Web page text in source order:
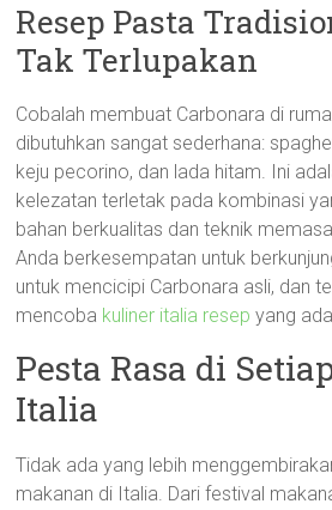
Resep Pasta
Tak Terlupakan
Cobalah membuat Carbonara di
dibutuhkan sangat sederhana:
keju pecorino, dan lada hitam. Ini
kelezatan terletak pada kombinasi
bahan berkualitas dan teknik
Anda berkesempatan untuk
untuk mencicipi Carbonara asli, dan
mencoba kuliner italia resep yang
Pesta Rasa di
Italia
Tidak ada yang lebih
makanan di Italia. Dari festival